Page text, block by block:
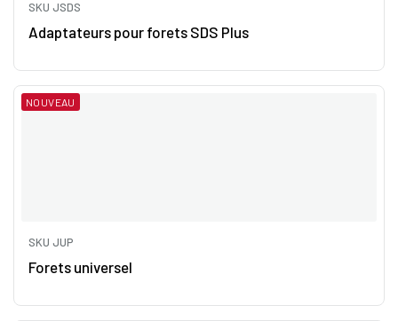
SKU JSDS
Adaptateurs pour forets SDS Plus
NOUVEAU
SKU JUP
Forets universel